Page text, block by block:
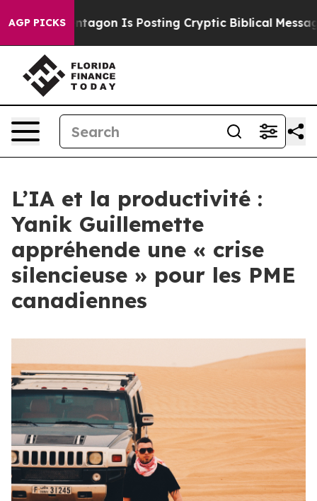
AGP PICKS
The Pentagon Is Posting Cryptic Biblical Messages
L’IA et la productivité :
Yanik Guillemette
appréhende une « crise
silencieuse » pour les PME
canadiennes